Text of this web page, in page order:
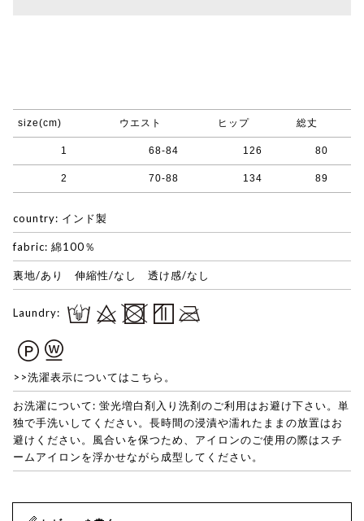
size(cm) ウエスト ヒップ 総丈
1 68-84 126 80
2 70-88 134 89
country: インド製
fabric: 綿100％
裏地/あり 伸縮性/なし 透け感/なし
Laundry:
>>洗濯表示についてはこちら。
お洗濯について: 蛍光増白剤入り洗剤のご利用はお避け下さい。単
独で手洗いしてください。長時間の浸漬や濡れたままの放置はお
避けください。風合いを保つため、アイロンのご使用の際はスチ
ームアイロンを浮かせながら成型してください。